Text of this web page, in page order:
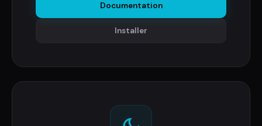
Documentation
Installer